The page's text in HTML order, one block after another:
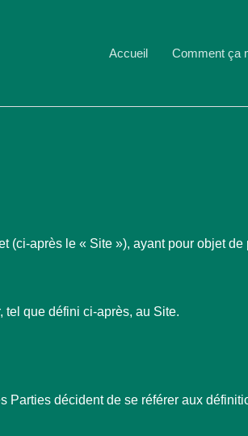
Accueil Comment ça
(ci-après le « Site »), ayant pour objet
tel que défini ci-après, au Site.
Parties décident de se référer aux